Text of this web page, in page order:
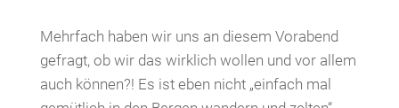
Mehrfach haben wir uns an diesem Vorabend
gefragt, ob wir das wirklich wollen und vor allem
auch können?! Es ist eben nicht „einfach mal